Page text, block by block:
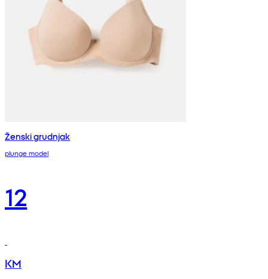
Ženski grudnjak
plunge model
12
KM